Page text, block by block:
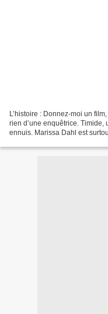
L’histoire : Donnez-moi un
rien d’une enquêtrice. Timide,
ennuis. Marissa Dahl est